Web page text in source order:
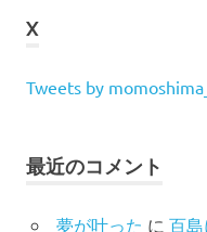
X
Tweets by
最近のコメント
夢が叶った に 百